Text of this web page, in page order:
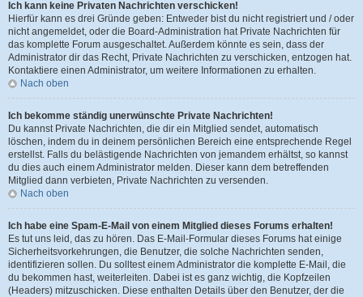
Ich kann keine Privaten Nachrichten verschicken!
Hierfür kann es drei Gründe geben: Entweder bist du nicht registriert und / oder
nicht angemeldet, oder die Board-Administration hat Private Nachrichten für
das komplette Forum ausgeschaltet. Außerdem könnte es sein, dass der
Administrator dir das Recht, Private Nachrichten zu verschicken, entzogen hat.
Kontaktiere einen Administrator, um weitere Informationen zu erhalten.
Nach oben
Ich bekomme ständig unerwünschte Private Nachrichten!
Du kannst Private Nachrichten, die dir ein Mitglied sendet, automatisch
löschen, indem du in deinem persönlichen Bereich eine entsprechende Regel
erstellst. Falls du belästigende Nachrichten von jemandem erhältst, so kannst
du dies auch einem Administrator melden. Dieser kann dem betreffenden
Mitglied dann verbieten, Private Nachrichten zu versenden.
Nach oben
Ich habe eine Spam-E-Mail von einem Mitglied dieses Forums erhalten!
Es tut uns leid, das zu hören. Das E-Mail-Formular dieses Forums hat einige
Sicherheitsvorkehrungen, die Benutzer, die solche Nachrichten senden,
identifizieren sollen. Du solltest einem Administrator die komplette E-Mail, die
du bekommen hast, weiterleiten. Dabei ist es ganz wichtig, die Kopfzeilen
(Headers) mitzuschicken. Diese enthalten Details über den Benutzer, der die